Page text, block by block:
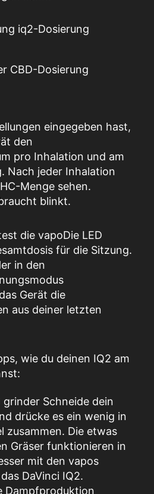
eingegeben hast,
den
pro Inhalation und am
Nach jeder Inhalation
Menge sehen.
blinkt.
die vapoDie LED
für die Sitzung.
in den
Gerät die
aus deiner letzten
wie du deinen IQ2 am
grinder Schneide dein
drücke es ein wenig in
zusammen. Die etwas
Gräser funktionieren in
mit den vapos
DaVinci IQ2.
Dampfproduktion